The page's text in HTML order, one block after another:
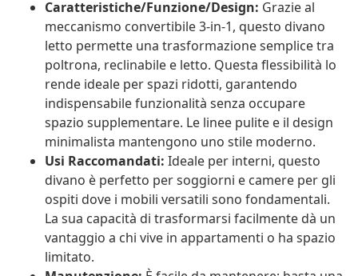
Caratteristiche/Funzione/Design: Grazie al
meccanismo convertibile 3-in-1, questo divano
letto permette una trasformazione semplice tra
poltrona, reclinabile e letto. Questa flessibilità lo
rende ideale per spazi ridotti, garantendo
indispensabile funzionalità senza occupare
spazio supplementare. Le linee pulite e il design
minimalista mantengono uno stile moderno.
Usi Raccomandati: Ideale per interni, questo
divano è perfetto per soggiorni e camere per gli
ospiti dove i mobili versatili sono fondamentali.
La sua capacità di trasformarsi facilmente dà un
vantaggio a chi vive in appartamenti o ha spazio
limitato.